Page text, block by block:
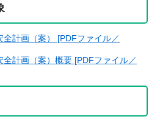
計画（案） [PDFファイル／
計画（案）概要 [PDFファイル／